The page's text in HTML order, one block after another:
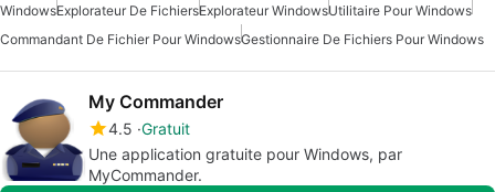
WindowsExplorateur De FichiersExplorateur WindowsUtilitaire Pour Windows
Commandant De Fichier Pour WindowsGestionnaire De Fichiers Pour Windows
My Commander
4.5 Gratuit
Une application gratuite pour Windows, par
MyCommander.